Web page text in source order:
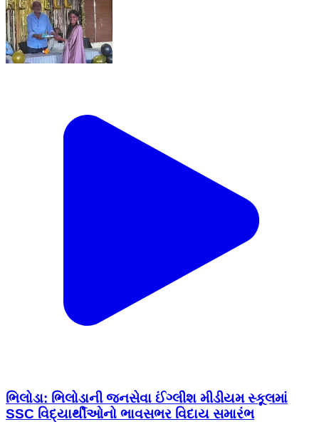
ભિલોડા: ભિલોડાની જનસેવા ઈંગ્લીશ મીડીયમ સ્કૂલમાં
SSC વિદ્યાર્થીઓનો ભાવસભર વિદાય સમારંભ